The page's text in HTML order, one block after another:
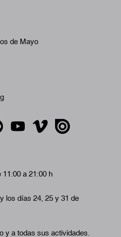
de Mayo
11:00 a 21:00 h
los días 24, 25 y 31 de
y a todas sus actividades.